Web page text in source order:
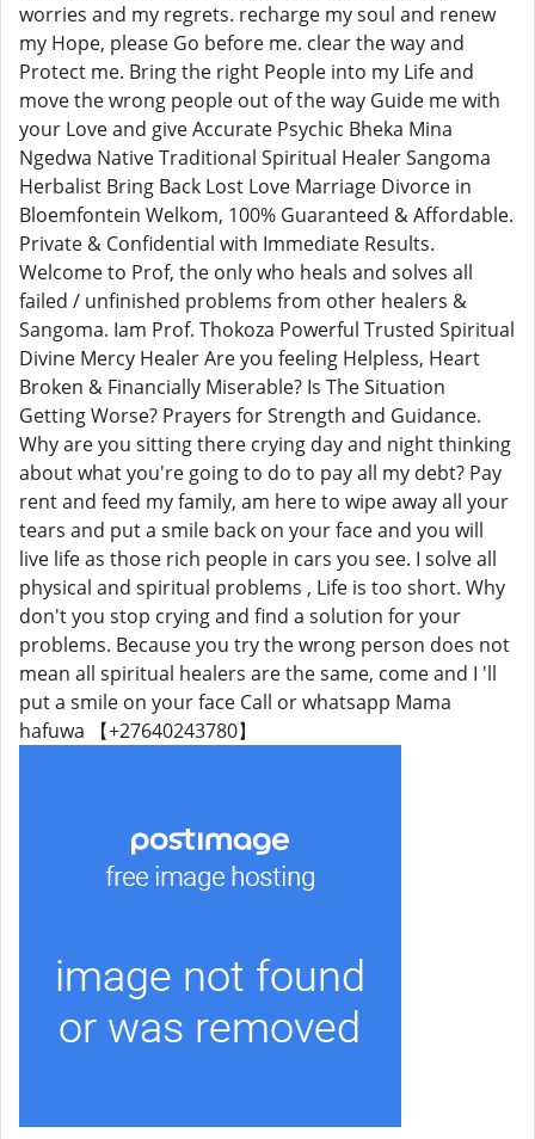
worries and my regrets. recharge my soul and renew
my Hope, please Go before me. clear the way and
Protect me. Bring the right People into my Life and
move the wrong people out of the way Guide me with
your Love and give Accurate Psychic Bheka Mina
Ngedwa Native Traditional Spiritual Healer Sangoma
Herbalist Bring Back Lost Love Marriage Divorce in
Bloemfontein Welkom, 100% Guaranteed & Affordable.
Private & Confidential with Immediate Results.
Welcome to Prof, the only who heals and solves all
failed / unfinished problems from other healers &
Sangoma. Iam Prof. Thokoza Powerful Trusted Spiritual
Divine Mercy Healer Are you feeling Helpless, Heart
Broken & Financially Miserable? Is The Situation
Getting Worse? Prayers for Strength and Guidance.
Why are you sitting there crying day and night thinking
about what you're going to do to pay all my debt? Pay
rent and feed my family, am here to wipe away all your
tears and put a smile back on your face and you will
live life as those rich people in cars you see. I solve all
physical and spiritual problems , Life is too short. Why
don't you stop crying and find a solution for your
problems. Because you try the wrong person does not
mean all spiritual healers are the same, come and I 'll
put a smile on your face Call or whatsapp Mama
hafuwa 【+27640243780】